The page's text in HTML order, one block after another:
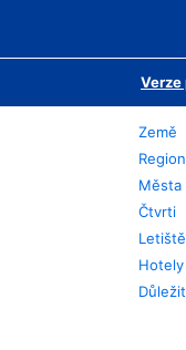
Verze
Země
Města
Čtvrti
Letiště
Hotely